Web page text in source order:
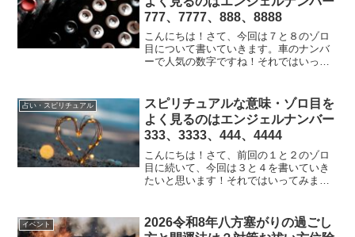
777、7777、888、8888
こんにちは！さて、今回は７と８のゾロ
目について書いていきます。車のナンバ
ーで人気の数字ですね！それではいって
777、7777、888、8888数字７、数字８の
意味数字７...
占い・スピリチュアル
スピリチュアルな意味・ゾロ目を
よく見るのはエンジェルナンバー
333、3333、444、4444
こんにちは！さて、前回の１と２のゾロ
目に続いて、今回は３と４を書いていき
たいと思います！それではいってみまし
3333、444、4444数字３、数字４の意味
数字３は社交...
イベント
2026令和8年八方塞がりの過ごし